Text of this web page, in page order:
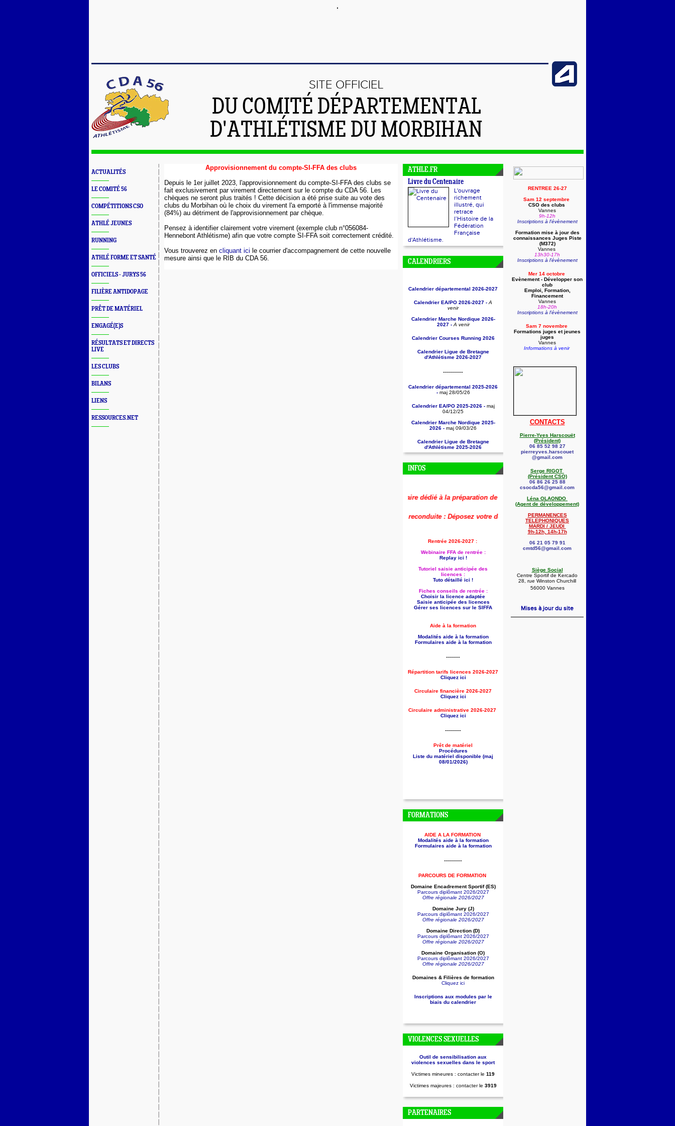
SITE OFFICIEL
DU COMITÉ DÉPARTEMENTAL
D'ATHLÉTISME DU MORBIHAN
ACTUALITÉS
LE COMITÉ 56
COMPÉTITIONS CSO
ATHLÉ JEUNES
RUNNING
ATHLÉ FORME ET SANTÉ
OFFICIELS - JURYS 56
FILIÈRE ANTIDOPAGE
PRÊT DE MATÉRIEL
ENGAGÉ(E)S
RÉSULTATS ET DIRECTS
LIVE
LES CLUBS
BILANS
LIENS
RESSOURCES.NET
Approvisionnement du compte-SI-FFA des clubs
Depuis le 1er juillet 2023, l'approvisionnement du compte-SI-FFA des clubs se
fait exclusivement par virement directement sur le compte du CDA 56. Les
chèques ne seront plus traités ! Cette décision a été prise suite au vote des
clubs du Morbihan où le choix du virement l'a emporté à l'immense majorité
(84%) au détriment de l'approvisionnement par chèque.
Pensez à identifier clairement votre virement (exemple club n°056084-
Hennebont Athlétisme) afin que votre compte SI-FFA soit correctement crédité.
Vous trouverez en cliquant ici le courrier d'accompagnement de cette nouvelle
mesure ainsi que le RIB du CDA 56.
ATHLE.FR
Livre du Centenaire
L'ouvrage
richement
illustré, qui
retrace
l’Histoire de la
Fédération
Française
d'Athlétisme.
CALENDRIERS
Calendrier départemental 2026-2027
Calendrier EA/PO 2026-2027 - A
venir
Calendrier Marche Nordique 2026-
2027 - A venir
Calendrier Courses Running 2026
Calendrier Ligue de Bretagne
d'Athlétisme 2026-2027
----------
Calendrier départemental 2025-2026
- maj 28/05/26
Calendrier EA/PO 2025-2026 - maj
04/12/25
Calendrier Marche Nordique 2025-
2026 - maj 09/03/26
Calendrier Ligue de Bretagne
d'Athlétisme 2025-2026
INFOS
Le replay du webinaire dédié à la préparation de la rentrée 2026-2027 (dont la saisie anticipée des licences)
Aide à la formation reconduite : Déposez votre dossier dès maintenant !🚨👇
Rentrée 2026-2027 :
Webinaire FFA de rentrée :
Replay ici !
Tutoriel saisie anticipée des
licences :
Tuto détaillé ici !
Fiches conseils de rentrée :
Choisir la licence adaptée
Saisie anticipée des licences
Gérer ses licences sur le SIFFA
Aide à la formation
Modalités aide à la formation
Formulaires aide à la formation
-------
Répartition tarifs licences 2026-2027
Cliquez ici
Circulaire financière 2026-2027
Cliquez ici
Circulaire administrative 2026-2027
Cliquez ici
--------
Prêt de matériel
Procédures
Liste du matériel disponible (maj
08/01/2026)
FORMATIONS
AIDE A LA FORMATION
Modalités aide à la formation
Formulaires aide à la formation
---------
PARCOURS DE FORMATION
Domaine Encadrement Sportif (ES)
Parcours diplômant 2026/2027
Offre régionale 2026/2027
Domaine Jury (J)
Parcours diplômant 2026/2027
Offre régionale 2026/2027
Domaine Direction (D)
Parcours diplômant 2026/2027
Offre régionale 2026/2027
Domaine Organisation (O)
Parcours diplômant 2026/2027
Offre régionale 2026/2027
Domaines & Filières de formation
Cliquez ici
Inscriptions aux modules par le
biais du calendrier
VIOLENCES SEXUELLES
Outil de sensibilisation aux
violences sexuelles dans le sport
Victimes mineures : contacter le 119
Victimes majeures : contacter le 3919
PARTENAIRES
RENTREE 26-27
Sam 12 septembre
CSO des clubs
Vannes
9h-12h
Inscriptions à l'évènement
Formation mise à jour des
connaissances Juges Piste
(M372)
Vannes
13h30-17h
Inscriptions à l'évènement
Mer 14 octobre
Evènement - Développer son
club
Emploi, Formation,
Financement
Vannes
18h-20h
Inscriptions à l'évènement
Sam 7 novembre
Formations juges et jeunes
juges
Vannes
Informations à venir
CONTACTS
Pierre-Yves Harscouët
(Président)
06 85 52 98 27
pierreyves.harscouet
@gmail.com
Serge RIGOT
(Président CSO)
06 86 26 25 88
csocda56@gmail.com
Léna OLAONDO
(Agent de développement)
PERMANENCES
TELEPHONIQUES
MARDI / JEUDI
9h-12h, 14h-17h
06 21 05 79 91
cmtd56@gmail.com
Siège Social
Centre Sportif de Kercado
28, rue Winston Churchill
56000 Vannes
Mises à jour du site